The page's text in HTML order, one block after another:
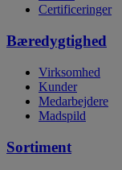
Certificeringer
Bæredygtighed
Virksomhed
Kunder
Medarbejdere
Madspild
Sortiment